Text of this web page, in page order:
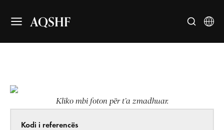
AQSHF
Kliko mbi foton për t’a zmadhuar.
Kodi i referencës